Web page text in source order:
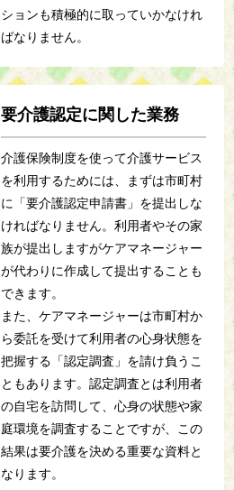
ションも積極的に取っていかなけれ
ばなりません。
要介護認定に関した業務
介護保険制度を使って介護サービス
を利用するためには、まずは市町村
に「要介護認定申請書」を提出しな
ければなりません。利用者やその家
族が提出しますがケアマネージャー
が代わりに作成して提出することも
できます。
また、ケアマネージャーは市町村か
ら委託を受けて利用者の心身状態を
把握する「認定調査」を請け負うこ
ともあります。認定調査とは利用者
の自宅を訪問して、心身の状態や家
庭環境を調査することですが、この
結果は要介護を決める重要な資料と
なります。